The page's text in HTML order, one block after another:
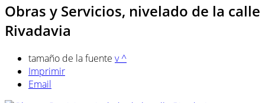
Obras y Servicios, nivelado de la calle
Rivadavia
tamaño de la fuente v ^
Imprimir
Email